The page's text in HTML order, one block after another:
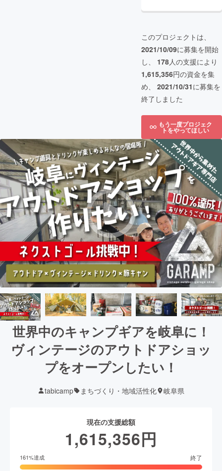
このプロジェクトは、
2021/10/09に募集を開始
し、 178人の支援により
1,615,356円の資金を集
め、 2021/10/31に募集を
終了しました
もう一度プロジェク
トをやってほしい
世界中のキャンプギアを岐阜に！
ヴィンテージのアウトドアショッ
プをオープンしたい！
tabicamp まちづくり・地域活性化 岐阜県
現在の支援総額
1,615,356円
161%達成 終了